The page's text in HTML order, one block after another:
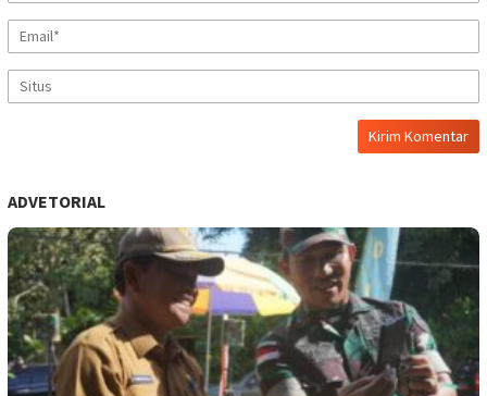
ADVETORIAL